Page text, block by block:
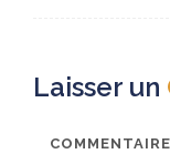
Laisser un
COMMENTAIRE